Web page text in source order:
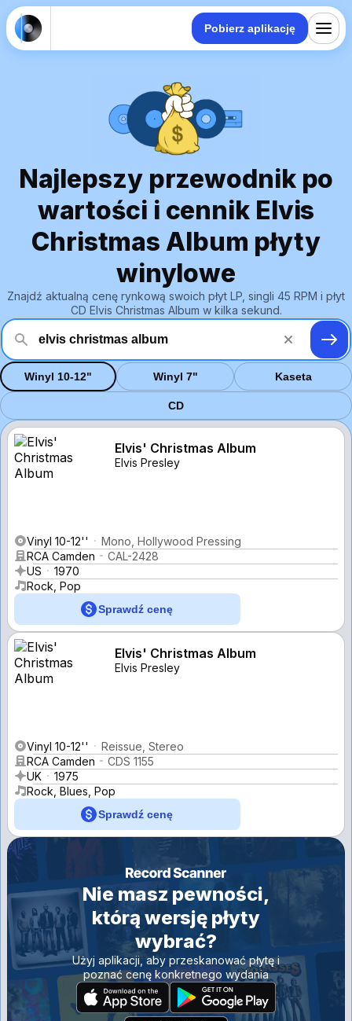
Pobierz aplikację
Najlepszy przewodnik po
wartości i cennik Elvis
Christmas Album płyty
winylowe
Znajdź aktualną cenę rynkową swoich płyt LP, singli 45 RPM i płyt
CD Elvis Christmas Album w kilka sekund.
Winyl 10-12" Winyl 7" Kaseta
CD
Elvis' Christmas Album
Elvis Presley
Vinyl 10-12''
Mono, Hollywood Pressing
RCA Camden
CAL-2428
US
1970
Rock, Pop
Sprawdź cenę
Elvis' Christmas Album
Elvis Presley
Vinyl 10-12''
Reissue, Stereo
RCA Camden
CDS 1155
UK
1975
Rock, Blues, Pop
Sprawdź cenę
Nie masz pewności,
którą wersję płyty
wybrać?
Użyj aplikacji, aby przeskanować płytę i
poznać cenę konkretnego wydania